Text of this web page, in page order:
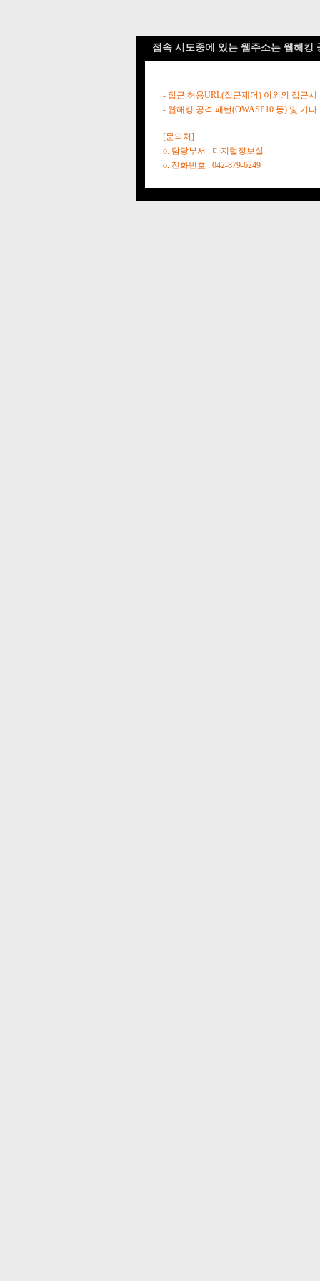
접속 시도중에 있는 웹주소는 웹해킹
- 접근 허용URL(접근제어) 이외의 접근시
- 웹해킹 공격 패턴(OWASP10 등) 및 기
[문의처]
o. 담당부서 : 디지털정보실
o. 전화번호 : 042-879-6249